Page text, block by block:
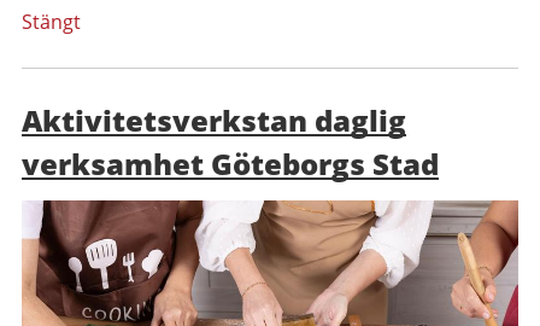
Stängt
Aktivitetsverkstan daglig
verksamhet Göteborgs Stad